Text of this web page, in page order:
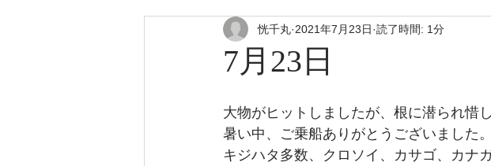
7月23日
恍千丸 2021年7月23日 読了時間: 1分
大物がヒットしましたが、根に潜られ惜
暑い中、ご乗船ありがとうございました。
キジハタ多数、クロソイ、カサゴ、カナ